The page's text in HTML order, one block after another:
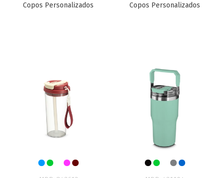
Copos Personalizados Copos Personalizados